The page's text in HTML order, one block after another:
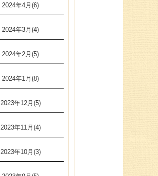
2024年4月(6)
2024年3月(4)
2024年2月(5)
2024年1月(8)
2023年12月(5)
2023年11月(4)
2023年10月(3)